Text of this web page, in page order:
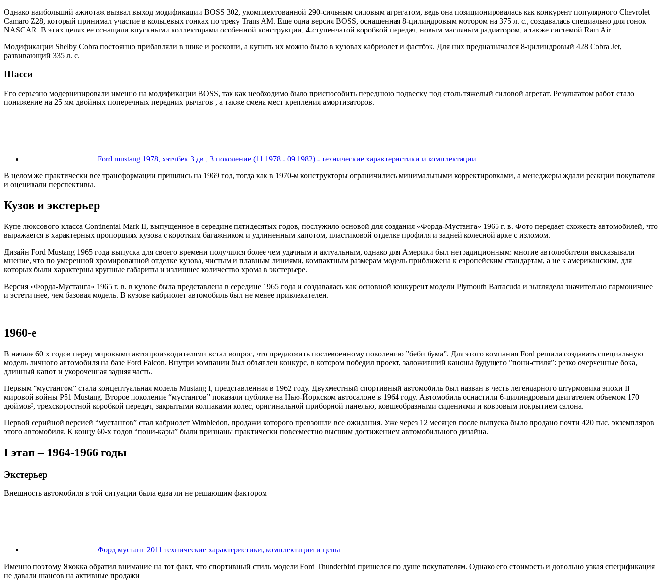
Однако наибольший ажиотаж вызвал выход модификации BOSS 302, укомплектованной 290-сильным силовым агрегатом, ведь она позиционировалась как конкурент популярного Chevrolet
Camaro Z28, который принимал участие в кольцевых гонках по треку Trans AM. Еще одна версия BOSS, оснащенная 8-цилиндровым мотором на 375 л. с., создавалась специально для гонок
NASCAR. В этих целях ее оснащали впускными коллекторами особенной конструкции, 4-ступенчатой коробкой передач, новым масляным радиатором, а также системой Ram Air.
Модификации Shelby Cobra постоянно прибавляли в шике и роскоши, а купить их можно было в кузовах кабриолет и фастбэк. Для них предназначался 8-цилиндровый 428 Cobra Jet,
развивающий 335 л. с.
Шасси
Его серьезно модернизировали именно на модификации BOSS, так как необходимо было приспособить переднюю подвеску под столь тяжелый силовой агрегат. Результатом работ стало
понижение на 25 мм двойных поперечных передних рычагов , а также смена мест крепления амортизаторов.
Ford mustang 1978, хэтчбек 3 дв., 3 поколение (11.1978 - 09.1982) - технические характеристики и комплектации
В целом же практически все трансформации пришлись на 1969 год, тогда как в 1970-м конструкторы ограничились минимальными корректировками, а менеджеры ждали реакции покупателя
и оценивали перспективы.
Кузов и экстерьер
Купе люксового класса Continental Mark II, выпущенное в середине пятидесятых годов, послужило основой для создания «Форда-Мустанга» 1965 г. в. Фото передает схожесть автомобилей, что
выражается в характерных пропорциях кузова с коротким багажником и удлиненным капотом, пластиковой отделке профиля и задней колесной арке с изломом.
Дизайн Ford Mustang 1965 года выпуска для своего времени получился более чем удачным и актуальным, однако для Америки был нетрадиционным: многие автолюбители высказывали
мнение, что по умеренной хромированной отделке кузова, чистым и плавным линиями, компактным размерам модель приближена к европейским стандартам, а не к американским, для
которых были характерны крупные габариты и излишнее количество хрома в экстерьере.
Версия «Форда-Мустанга» 1965 г. в. в кузове была представлена в середине 1965 года и создавалась как основной конкурент модели Plymouth Barracuda и выглядела значительно гармоничнее
и эстетичнее, чем базовая модель. В кузове кабриолет автомобиль был не менее привлекателен.
1960-e
В начале 60-х годов перед мировыми автопроизводителями встал вопрос, что предложить послевоенному поколению ”беби-бума”. Для этого компания Ford решила создавать специальную
модель личного автомобиля на базе Ford Falcon. Внутри компании был объявлен конкурс, в котором победил проект, заложивший каноны будущего ”пони-стиля”: резко очерченные бока,
длинный капот и укороченная задняя часть.
Первым ”мустангом” стала концептуальная модель Mustang I, представленная в 1962 году. Двухместный спортивный автомобиль был назван в честь легендарного штурмовика эпохи II
мировой войны P51 Mustang. Второе поколение “мустангов” показали публике на Нью-Йоркском автосалоне в 1964 году. Автомобиль оснастили 6-цилиндровым двигателем объемом 170
дюймов³, трехскоростной коробкой передач, закрытыми колпаками колес, оригинальной приборной панелью, ковшеобразными сидениями и ковровым покрытием салона.
Первой серийной версией “мустангов” стал кабриолет Wimbledon, продажи которого превзошли все ожидания. Уже через 12 месяцев после выпуска было продано почти 420 тыс. экземпляров
этого автомобиля. К концу 60-х годов “пони-кары” были признаны практически повсеместно высшим достижением автомобильного дизайна.
I этап – 1964-1966 годы
Экстерьер
Внешность автомобиля в той ситуации была едва ли не решающим фактором
Форд мустанг 2011 технические характеристики, комплектации и цены
Именно поэтому Якокка обратил внимание на тот факт, что спортивный стиль модели Ford Thunderbird пришелся по душе покупателям. Однако его стоимость и довольно узкая спецификация
не давали шансов на активные продажи